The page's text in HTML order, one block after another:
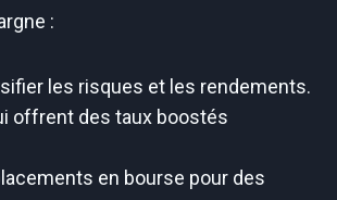
:
les risques et les rendements.
offrent des taux boostés
en bourse pour des